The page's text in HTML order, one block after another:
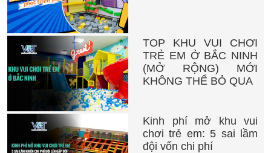
TOP KHU VUI CHƠI
TRẺ EM Ở BẮC NINH
(MỞ RỘNG) MỚI
KHÔNG THỂ BỎ QUA
Kinh phí mở khu vui
chơi trẻ em: 5 sai lầm
đội vốn chi phí